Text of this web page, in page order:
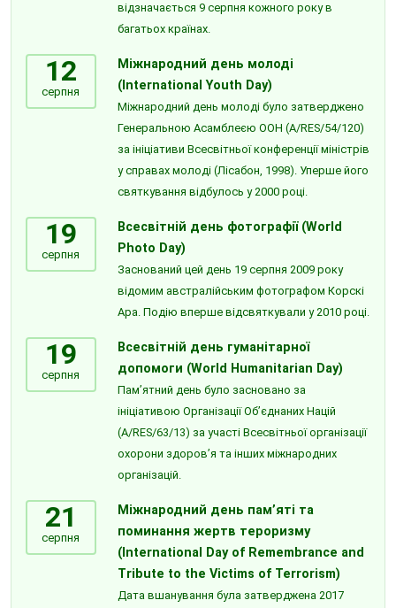
відзначається 9 серпня кожного року в
багатьох країнах.
12
серпня
Міжнародний день молоді
(International Youth Day)
Міжнародний день молоді було затверджено
Генеральною Асамблеєю ООН (A/RES/54/120)
за ініціативи Всесвітньої конференції міністрів
у справах молоді (Лісабон, 1998). Уперше його
святкування відбулось у 2000 році.
19
серпня
Всесвітній день фотографії (World
Photo Day)
Заснований цей день 19 серпня 2009 року
відомим австралійським фотографом Корскі
Ара. Подію вперше відсвяткували у 2010 році.
19
серпня
Всесвітній день гуманітарної
допомоги (World Humanitarian Day)
Пам’ятний день було засновано за
ініціативою Організації Об’єднаних Націй
(A/RES/63/13) за участі Всесвітньої організації
охорони здоров’я та інших міжнародних
організацій.
21
серпня
Міжнародний день пам’яті та
поминання жертв тероризму
(International Day of Remembrance and
Tribute to the Victims of Terrorism)
Дата вшанування була затверджена 2017